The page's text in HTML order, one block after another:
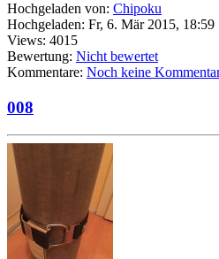
Hochgeladen von: Chipoku
Hochgeladen: Fr, 6. Mär 2015, 18:59
Views: 4015
Bewertung: Nicht bewertet
Kommentare: Noch keine
008